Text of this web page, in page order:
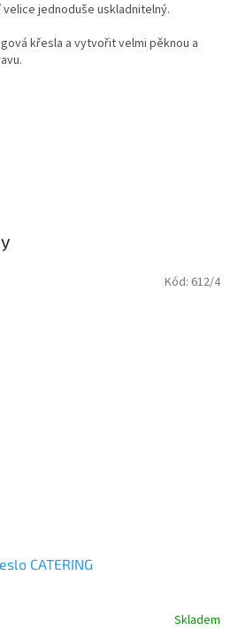
jednoduše uskladnitelný.
křesla a vytvořit velmi pěknou a
CATERING
Skladem
Kód: 612/4